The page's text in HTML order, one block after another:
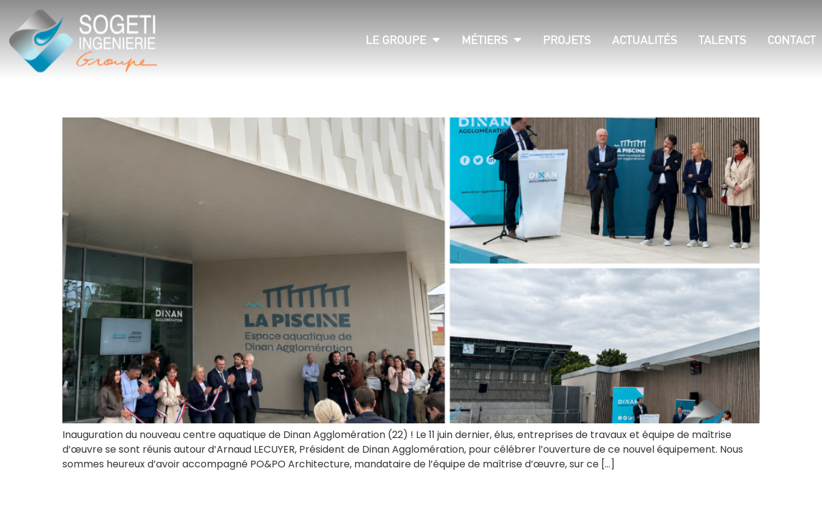
LE GROUPE MÉTIERS PROJETS ACTUALITÉS TALENTS CONTACT
Inauguration du nouveau centre aquatique de Dinan Agglomération (22) ! Le 11 juin dernier, élus, entreprises de travaux et équipe de maîtrise
d’œuvre se sont réunis autour d’Arnaud LECUYER, Président de Dinan Agglomération, pour célébrer l’ouverture de ce nouvel équipement. Nous
sommes heureux d’avoir accompagné PO&PO Architecture, mandataire de l’équipe de maîtrise d’œuvre, sur ce […]